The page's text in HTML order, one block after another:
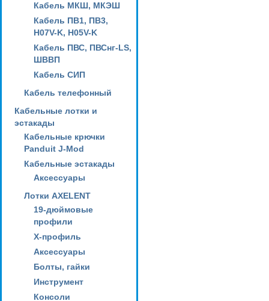
Кабель МКШ, МКЭШ
Кабель ПВ1, ПВ3,
H07V-K, H05V-K
Кабель ПВС, ПВСнг-LS,
ШВВП
Кабель СИП
Кабель телефонный
Кабельные лотки и
эстакады
Кабельные крючки
Panduit J-Mod
Кабельные эстакады
Аксессуары
Лотки AXELENT
19-дюймовые
профили
X-профиль
Аксессуары
Болты, гайки
Инструмент
Консоли